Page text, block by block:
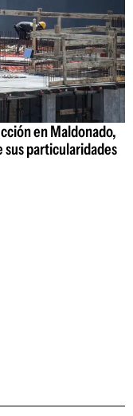
en Maldonado,
particularidades